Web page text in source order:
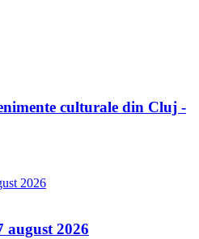
culturale din Cluj -
august 2026